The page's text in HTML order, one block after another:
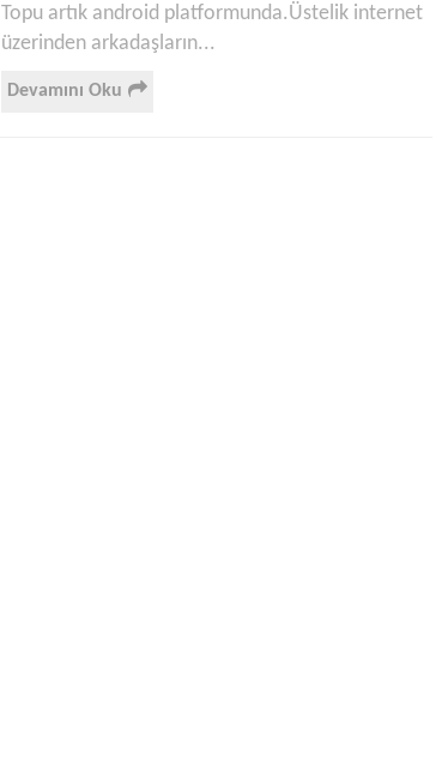
Topu artık android platformunda.Üstelik internet
üzerinden arkadaşların...
Devamını Oku